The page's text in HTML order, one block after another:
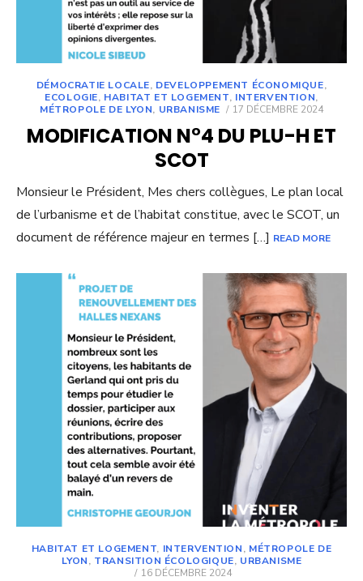
DÉMOCRATIE LOCALE, DEVELOPPEMENT ÉCONOMIQUE,
ECOLOGIE, HABITAT ET LOGEMENT, INTERVENTION,
MÉTROPOLE DE LYON, URBANISME
POSTED
17 DÉCEMBRE 2024
MODIFICATION N°4 DU PLU-H ET
SCOT
Monsieur le Président, Mes chers collègues, Le plan local
de l’urbanisme et de l’habitat constitue, avec le SCOT, un
document de référence majeur en termes […] READ MORE
HABITAT ET LOGEMENT, INTERVENTION, MÉTROPOLE DE
LYON, TRANSITION ÉCOLOGIQUE, URBANISME
POSTED
16 DÉCEMBRE 2024